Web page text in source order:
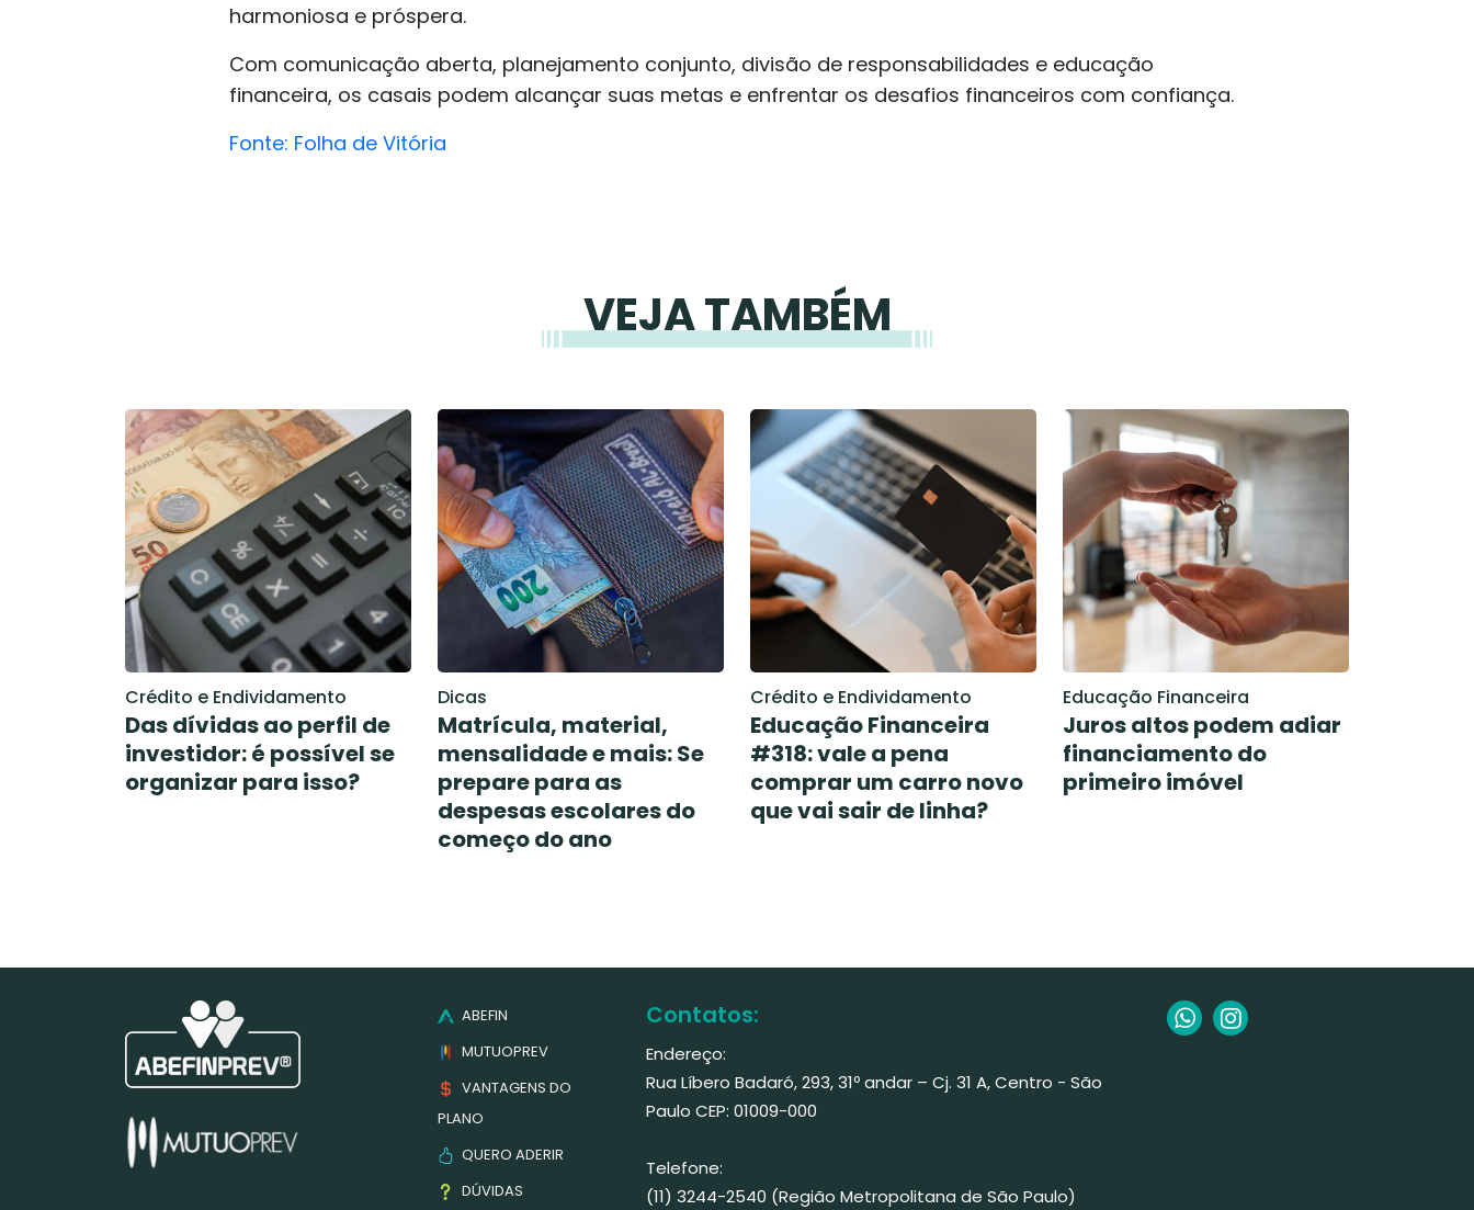
harmoniosa e próspera.
Com comunicação aberta, planejamento conjunto, divisão de responsabilidades e educação
financeira, os casais podem alcançar suas metas e enfrentar os desafios financeiros com confiança.
Fonte: Folha de Vitória
VEJA TAMBÉM
Crédito e Endividamento
Das dívidas ao perfil de
investidor: é possível se
organizar para isso?
Dicas
Matrícula, material,
mensalidade e mais: Se
prepare para as
despesas escolares do
começo do ano
Crédito e Endividamento
Educação Financeira
#318: vale a pena
comprar um carro novo
que vai sair de linha?
Educação Financeira
Juros altos podem adiar
financiamento do
primeiro imóvel
ABEFIN
MUTUOPREV
VANTAGENS DO
PLANO
QUERO ADERIR
DÚVIDAS
Contatos:
Endereço:
Rua Líbero Badaró, 293, 31º andar – Cj. 31 A, Centro - São
Paulo CEP: 01009-000
Telefone:
(11) 3244-2540 (Região Metropolitana de São Paulo)